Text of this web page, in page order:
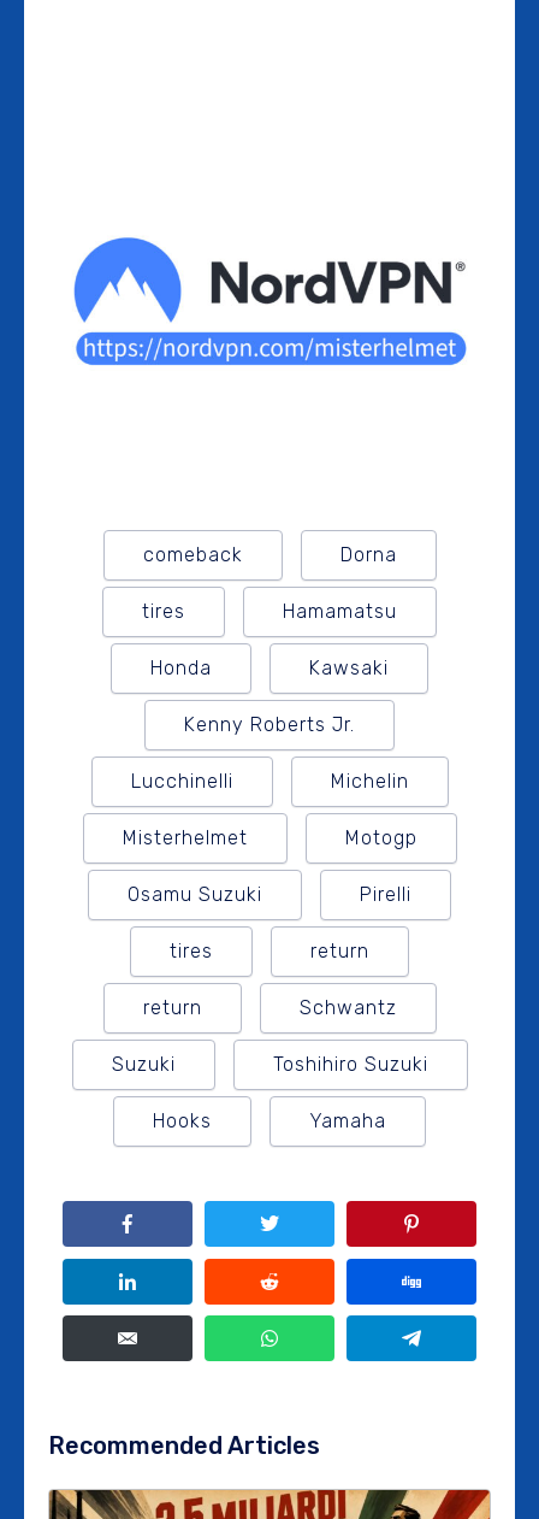
comeback Dorna
tires Hamamatsu
Honda Kawsaki
Kenny Roberts Jr.
Lucchinelli Michelin
Misterhelmet Motogp
Osamu Suzuki Pirelli
tires return
return Schwantz
Suzuki Toshihiro Suzuki
Hooks Yamaha
Recommended Articles